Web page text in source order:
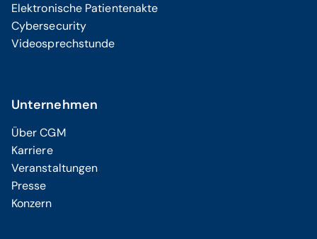
Elektronische Patientenakte
Cybersecurity
Videosprechstunde
Unternehmen
Über CGM
Karriere
Veranstaltungen
Presse
Konzern